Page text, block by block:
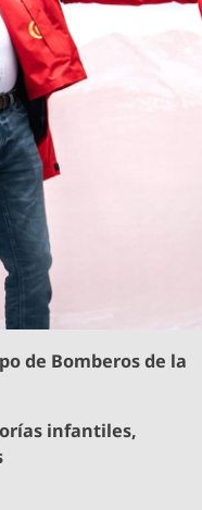
de Bomberos de la
infantiles,